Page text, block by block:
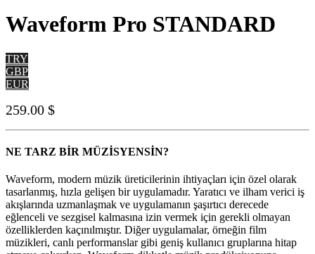
Waveform Pro STANDARD
TRY
GBP
EUR
259.00 $
NE TARZ BİR MÜZİSYENSİN?
Waveform, modern müzik üreticilerinin ihtiyaçları için özel olarak
tasarlanmış, hızla gelişen bir uygulamadır. Yaratıcı ve ilham verici iş
akışlarında uzmanlaşmak ve uygulamanın şaşırtıcı derecede
eğlenceli ve sezgisel kalmasına izin vermek için gerekli olmayan
özelliklerden kaçınılmıştır. Diğer uygulamalar, örneğin film
müzikleri, canlı performanslar gibi geniş kullanıcı gruplarına hitap